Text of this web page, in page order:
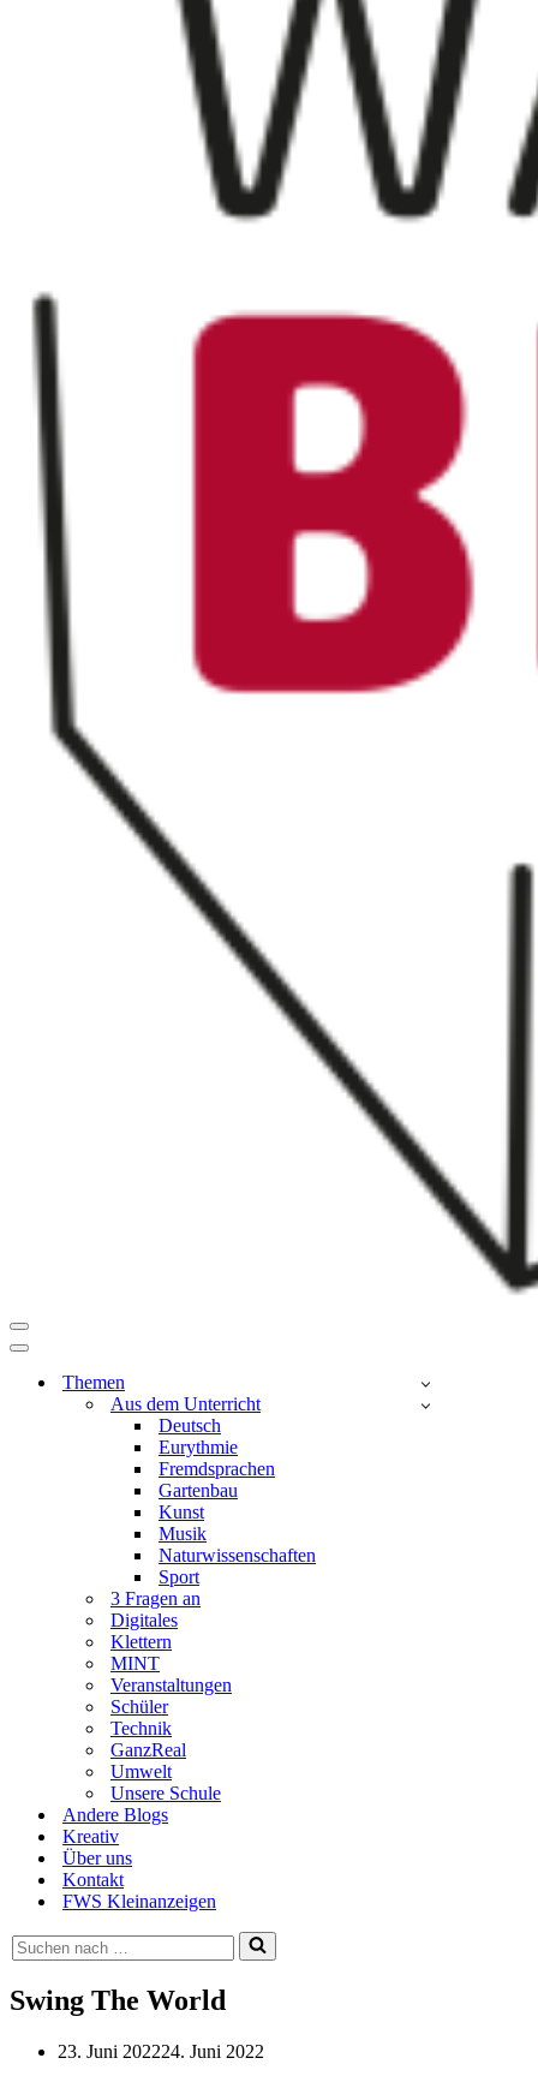
Navigationsmenü
Navigationsmenü
Themen
Aus dem Unterricht
Deutsch
Eurythmie
Fremdsprachen
Gartenbau
Kunst
Musik
Naturwissenschaften
Sport
3 Fragen an
Digitales
Klettern
MINT
Veranstaltungen
Schüler
Technik
GanzReal
Umwelt
Unsere Schule
Andere Blogs
Kreativ
Über uns
Kontakt
FWS Kleinanzeigen
Suchen
nach …
Swing The World
23. Juni 202224. Juni 2022